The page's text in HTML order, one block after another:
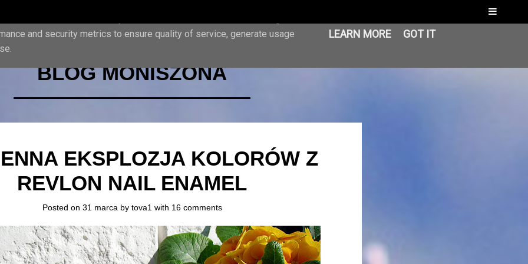
Menu
BLOG MONISZONA
EKSPLOZJA KOLORÓW Z
REVLON NAIL ENAMEL
Posted on 31 marca by tova1 with 16 comments
its services and to analyze traffic. Your IP address and user-agent
and security metrics to ensure quality of service, generate usage
LEARN MORE GOT IT